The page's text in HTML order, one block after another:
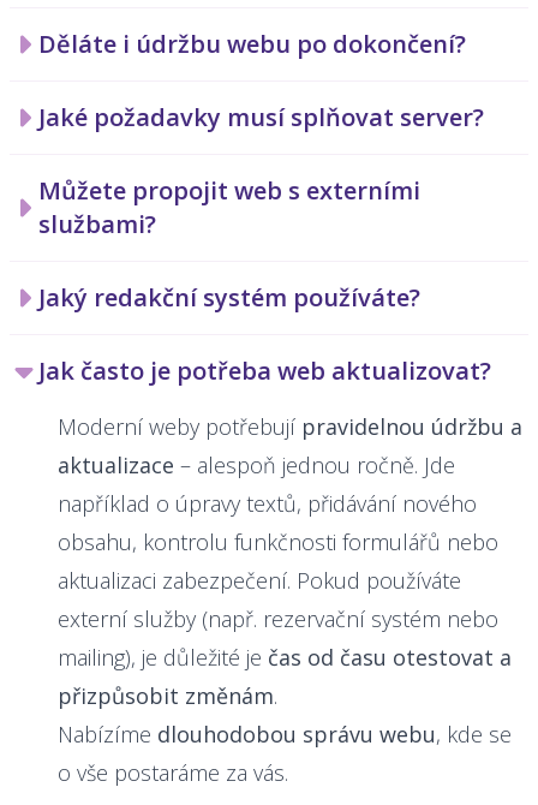
Děláte i údržbu webu po dokončení?
Jaké požadavky musí splňovat server?
Můžete propojit web s externími
službami?
Jaký redakční systém používáte?
Jak často je potřeba web aktualizovat?
Moderní weby potřebují pravidelnou údržbu a
aktualizace – alespoň jednou ročně. Jde
například o úpravy textů, přidávání nového
obsahu, kontrolu funkčnosti formulářů nebo
aktualizaci zabezpečení. Pokud používáte
externí služby (např. rezervační systém nebo
mailing), je důležité je čas od času otestovat a
přizpůsobit změnám.
Nabízíme dlouhodobou správu webu, kde se
o vše postaráme za vás.